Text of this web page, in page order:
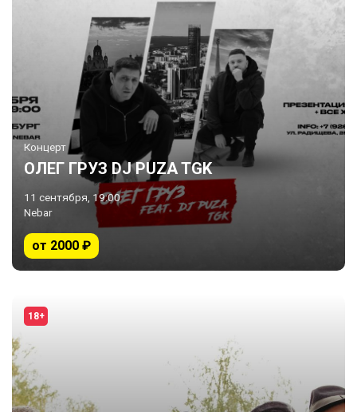
Концерт
ОЛЕГ ГРУЗ DJ PUZA TGK
11 сентября, 19:00
Nebar
от 2000 ₽
18+